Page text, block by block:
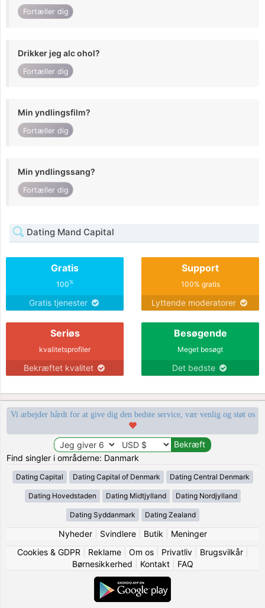
Fortæller dig
Drikker jeg alc ohol?
Fortæller dig
Min yndlingsfilm?
Fortæller dig
Min yndlingssang?
Fortæller dig
Dating Mand Capital
Gratis
100%
Gratis tjenester
Support
100% gratis
Lyttende moderatorer
Seriøs
kvalitetsprofiler
Bekræftet kvalitet
Besøgende
Meget besøgt
Det bedste
Vi arbejder hårdt for at give dig den bedste service, vær venlig og støt os
Find singler i områderne: Danmark
Dating Capital Dating Capital of Denmark Dating Central Denmark
Dating Hovedstaden Dating Midtjylland Dating Nordjylland
Dating Syddanmark Dating Zealand
Nyheder| Svindlere| Butik
Meninger
Cookies & GDPR
Reklame| Om os| Privatliv| Brugsvilkår|
Børnesikkerhed
Kontakt| FAQ